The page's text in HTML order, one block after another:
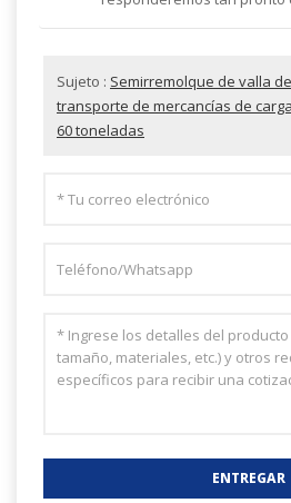
Sujeto : Semirremolque de valla
transporte de mercancías de
60 toneladas
ENTREGAR